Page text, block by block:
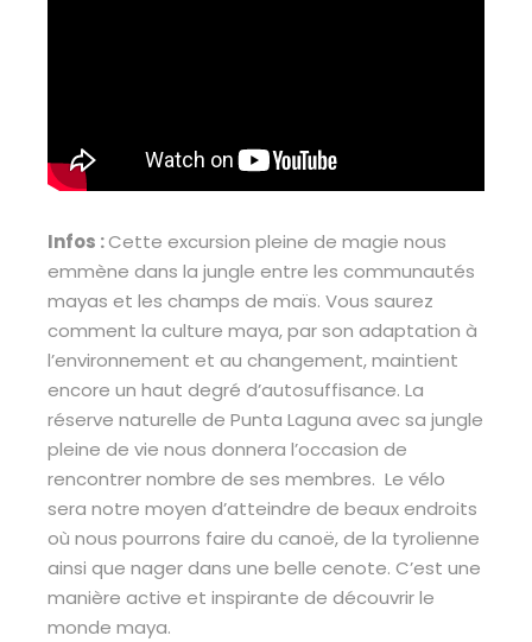
Infos :Cette excursion pleine de magie nous
emmène dans la jungle entre les communautés
mayas et les champs de maïs. Vous saurez
comment la culture maya, par son adaptation à
l’environnement et au changement, maintient
encore un haut degré d’autosuffisance. La
réserve naturelle de Punta Laguna avec sa jungle
pleine de vie nous donnera l’occasion de
rencontrer nombre de ses membres. Le vélo
sera notre moyen d’atteindre de beaux endroits
où nous pourrons faire du canoë, de la tyrolienne
ainsi que nager dans une belle cenote. C’est une
manière active et inspirante de découvrir le
monde maya.